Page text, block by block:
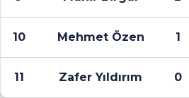
10 Mehmet Özen 1
11 Zafer Yıldırım 0